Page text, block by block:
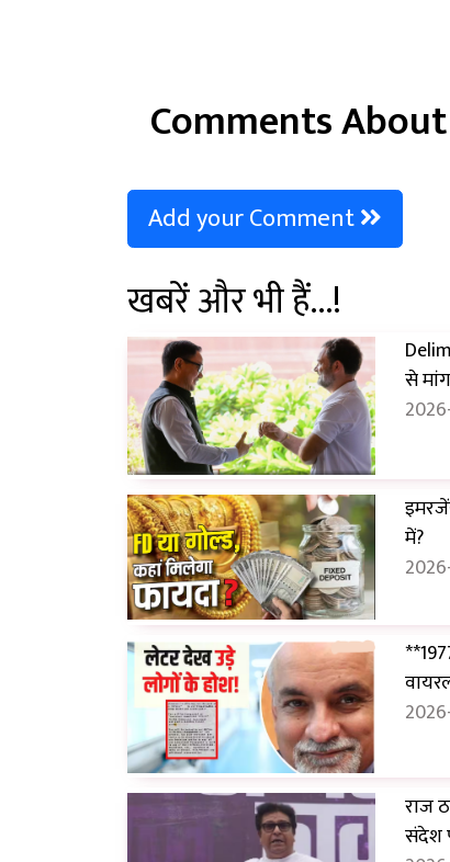
Comments
Add your Comment
खबरें और भी हैं...!
से
में?
राज
संदेश